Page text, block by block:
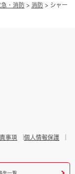
急・消防 > 消防 > シャー
事項
個人情報保護